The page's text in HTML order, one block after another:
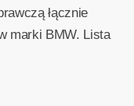
łącznie
marki BMW. Lista